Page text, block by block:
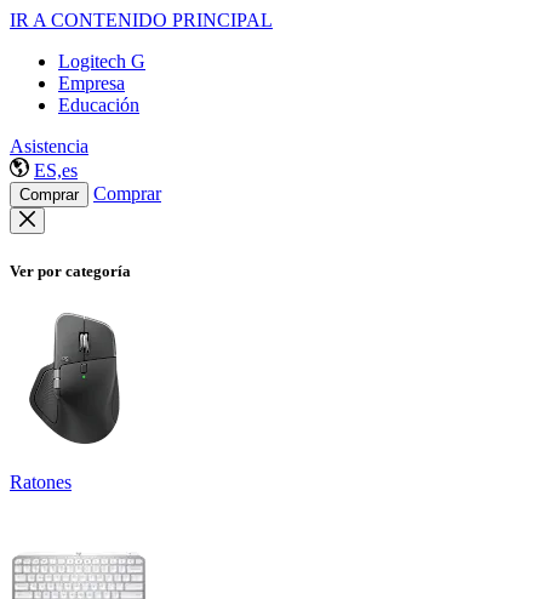
IR A CONTENIDO PRINCIPAL
Logitech G
Empresa
Educación
Asistencia
ES,es
Comprar Comprar
Ver por categoría
Ratones